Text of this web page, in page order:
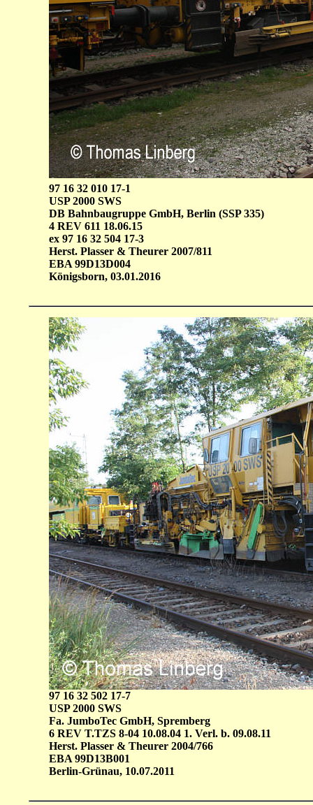
97 16 32 010 17-1
USP 2000 SWS
DB Bahnbaugruppe GmbH, Berlin (SSP 335)
4 REV 611 18.06.15
ex 97 16 32 504 17-3
Herst. Plasser & Theurer 2007/811
EBA 99D13D004
Königsborn, 03.01.2016
97 16 32 502 17-7
USP 2000 SWS
Fa. JumboTec GmbH, Spremberg
6 REV T.TZS 8-04 10.08.04 1. Verl. b. 09.08.11
Herst. Plasser & Theurer 2004/766
EBA 99D13B001
Berlin-Grünau, 10.07.2011